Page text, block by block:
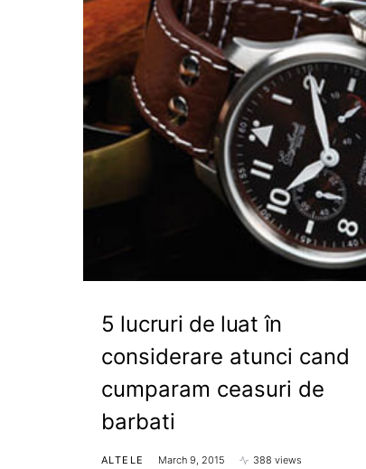
5 lucruri de luat în
considerare atunci cand
cumparam ceasuri de
barbati
ALTELE March 9, 2015
388 views